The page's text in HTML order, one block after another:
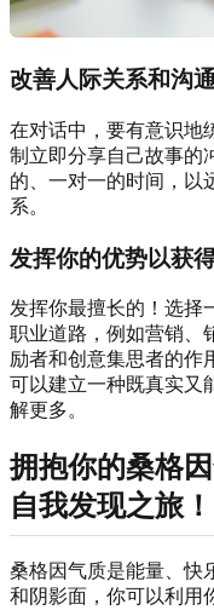
改善人际关系和沟
在对话中，要有意识地
制立即分享自己故事的
的、一对一的时间，以
系。
发挥你的优势以获
发挥你最擅长的！选择
职业道路，例如营销、
励者和创意集思者的作
可以建立一种既真实又
解更多。
拥抱你的桑格
自我发现之旅！
桑格因气质是能量、快
和阴影面，你可以利用